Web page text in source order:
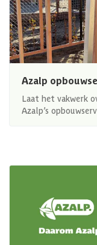
Azalp
Laat het vakwerk
Azalp’s